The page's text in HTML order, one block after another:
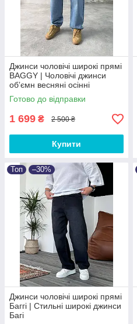
Джинси чоловічі широкі прямі
BAGGY | Чоловічі джинси
обʼємн весняні осінні
Туреччина
Готово до відправки
1 699 ₴ 2 500 ₴
Купити
Топ –30%
Джинси чоловічі широкі прямі
Баггі | Стильні широкі джинси
Багі